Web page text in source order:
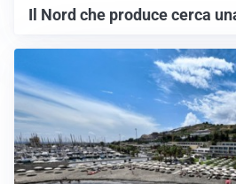
Il Nord che produce cerca